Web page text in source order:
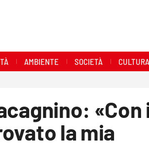
AMBIENTE SOCIETÀ CULTURA
«Con
la mia